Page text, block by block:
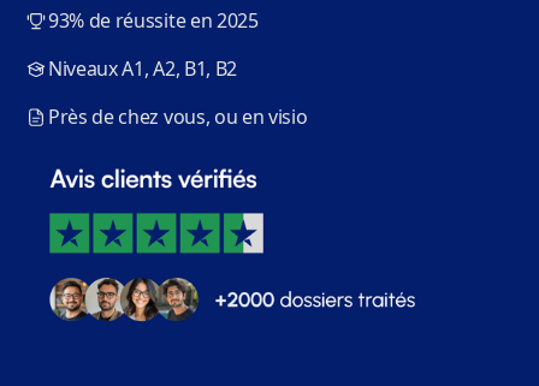
93% de réussite en 2025
Niveaux A1, A2, B1, B2
Près de chez vous, ou en visio